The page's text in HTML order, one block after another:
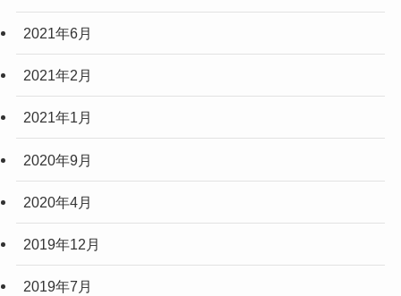
2021年6月
2021年2月
2021年1月
2020年9月
2020年4月
2019年12月
2019年7月